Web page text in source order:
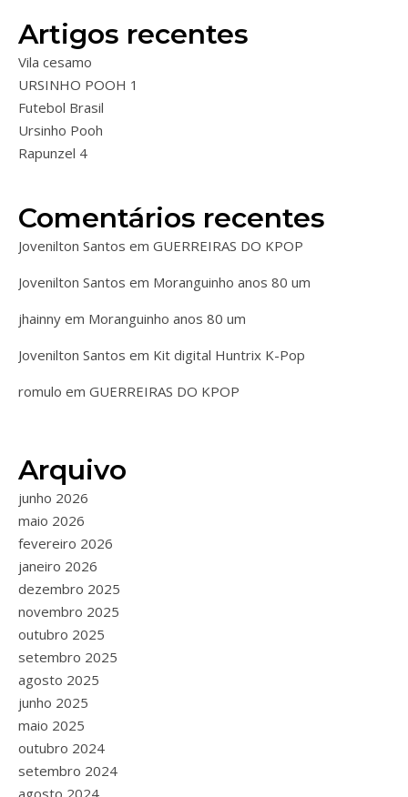
Artigos recentes
Vila cesamo
URSINHO POOH 1
Futebol Brasil
Ursinho Pooh
Rapunzel 4
Comentários recentes
Jovenilton Santos em GUERREIRAS DO KPOP
Jovenilton Santos em Moranguinho anos 80 um
jhainny em Moranguinho anos 80 um
Jovenilton Santos em Kit digital Huntrix K-Pop
romulo em GUERREIRAS DO KPOP
Arquivo
junho 2026
maio 2026
fevereiro 2026
janeiro 2026
dezembro 2025
novembro 2025
outubro 2025
setembro 2025
agosto 2025
junho 2025
maio 2025
outubro 2024
setembro 2024